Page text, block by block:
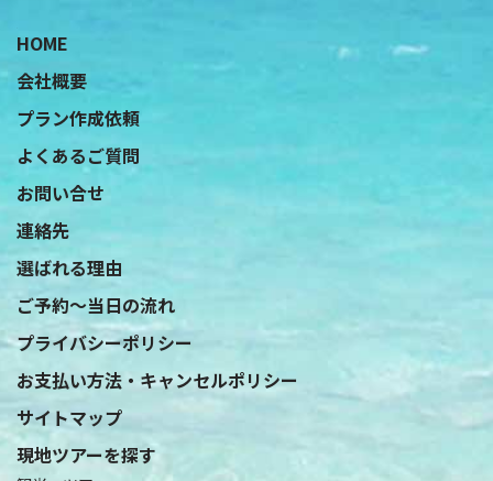
HOME
会社概要
プラン作成依頼
よくあるご質問
お問い合せ
連絡先
選ばれる理由
ご予約〜当日の流れ
プライバシーポリシー
お支払い方法・キャンセルポリシー
サイトマップ
現地ツアーを探す